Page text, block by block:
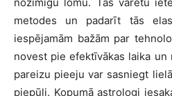
metodes un padarīt tās
iespējamām bažām par
novest pie efektīvākas laika un
pareizu pieeju var sasniegt
piepūli. Kopumā astrologi